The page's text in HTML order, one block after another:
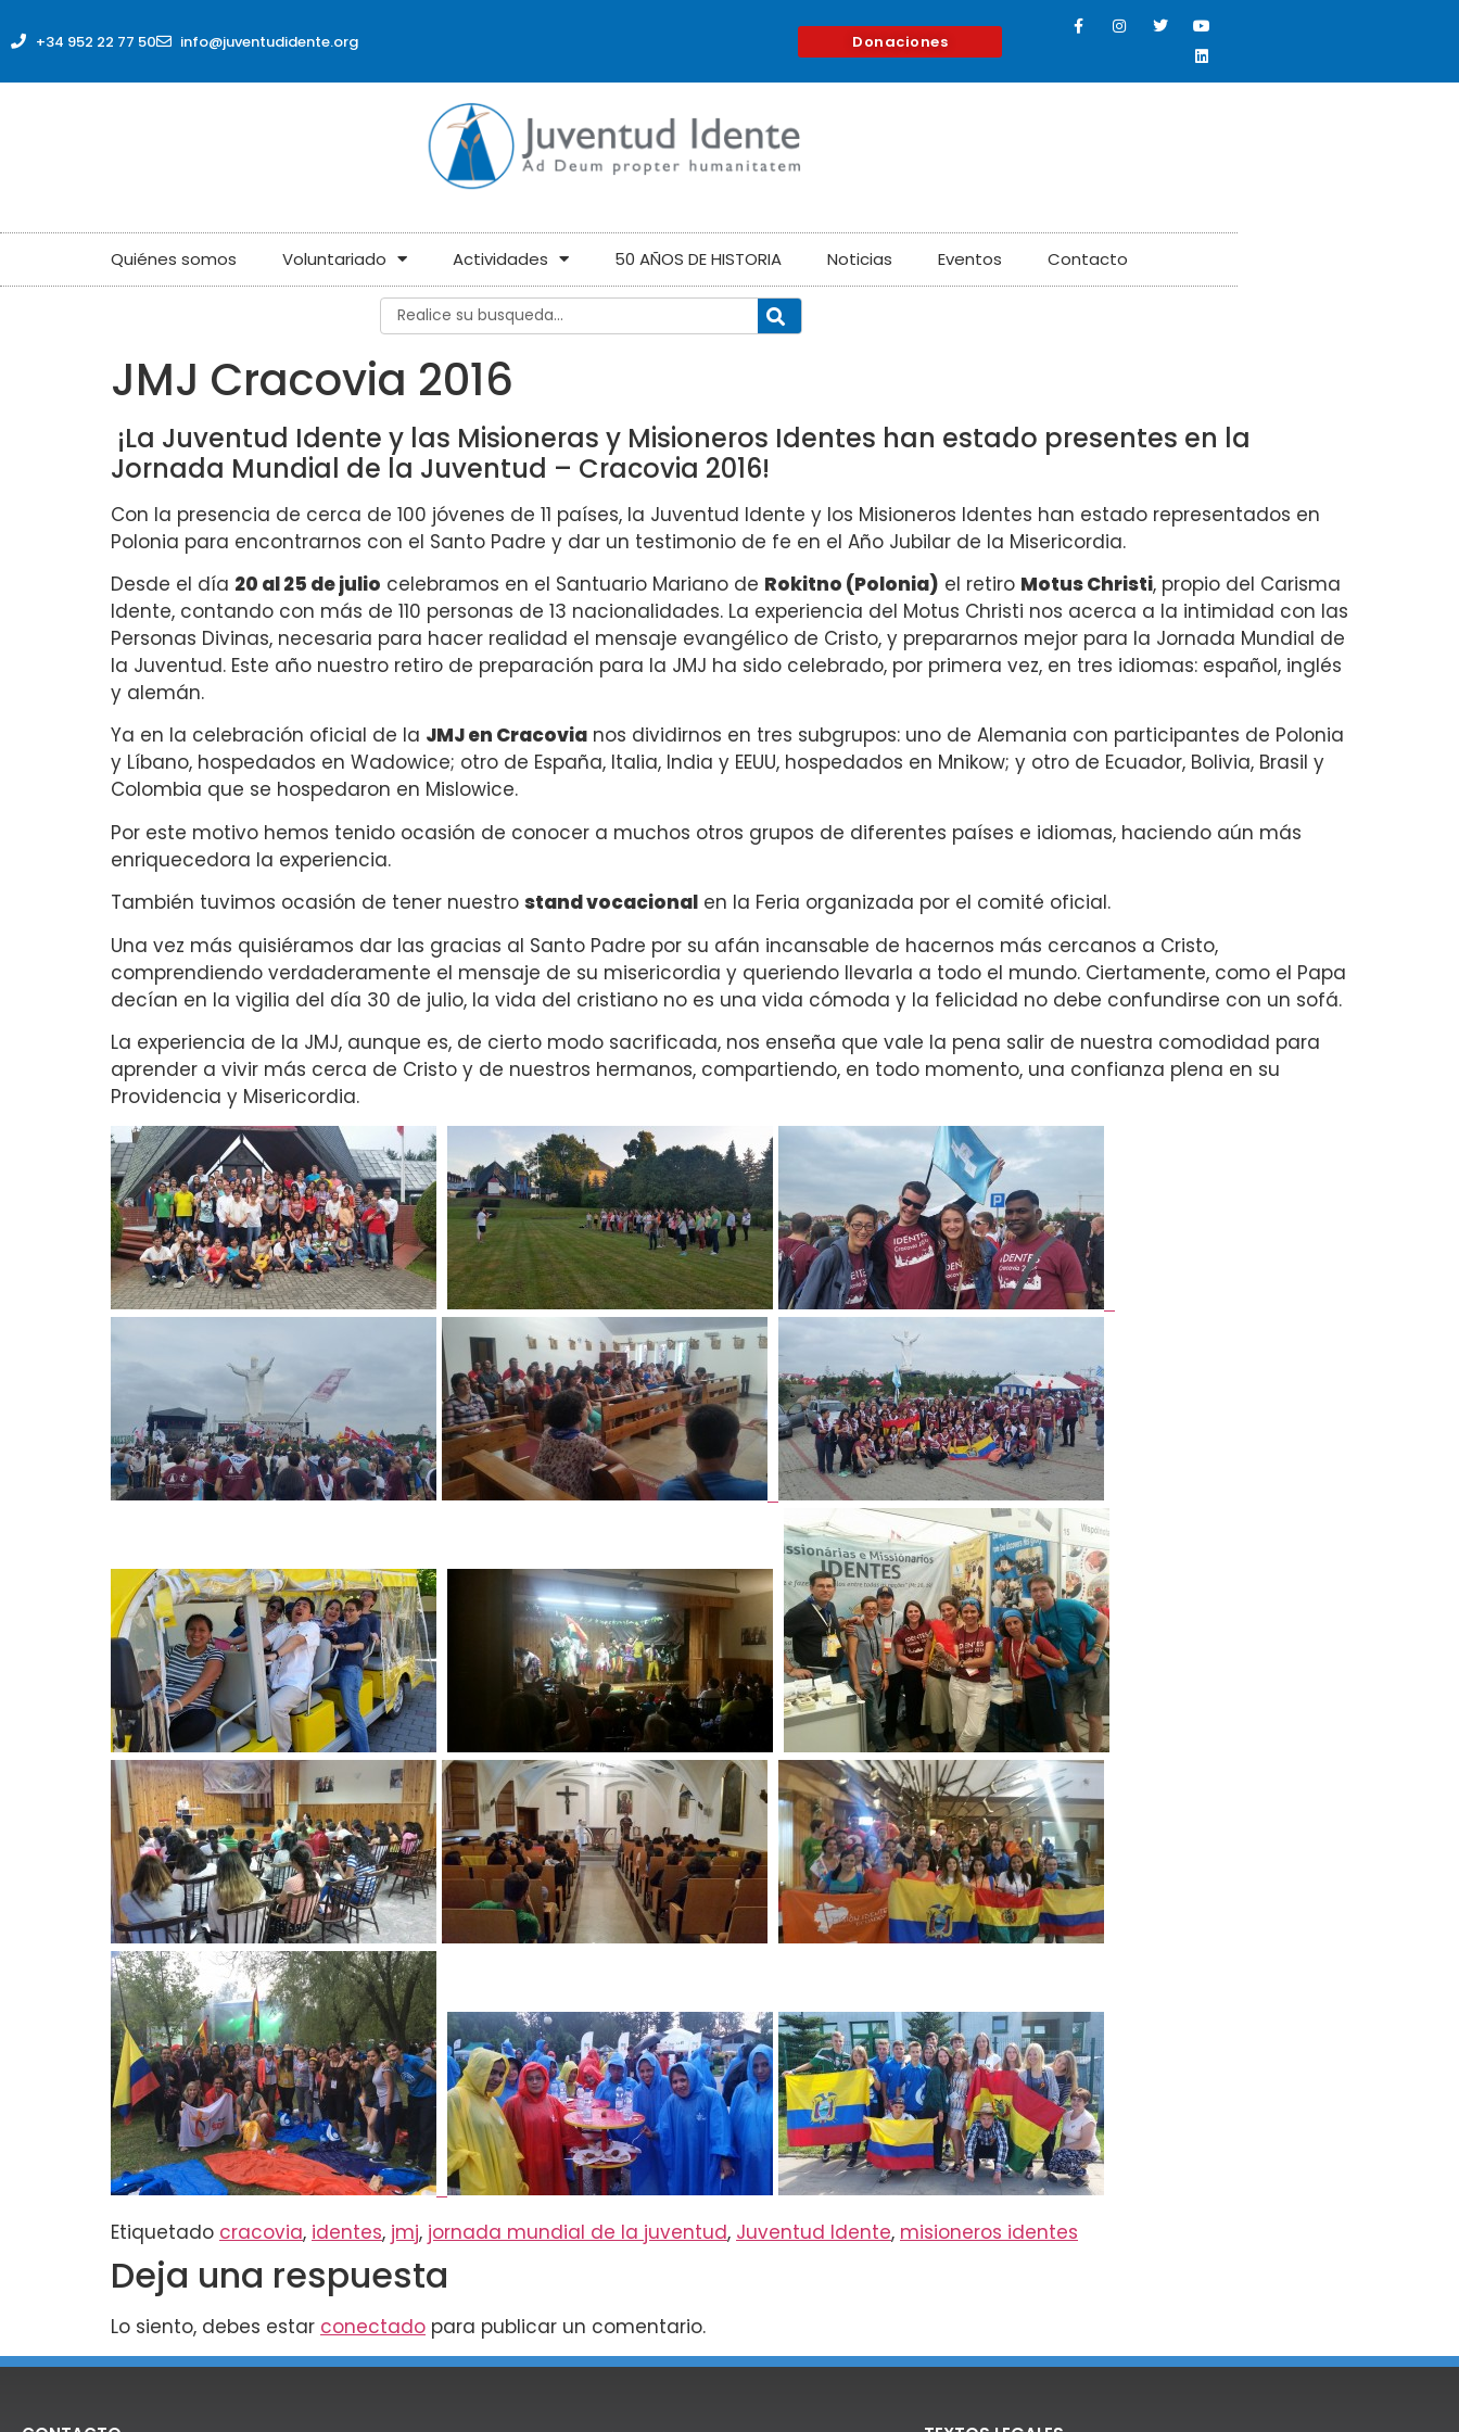
+34 952 22 77 50 info@juventudidente.org Donaciones
Quiénes somos Voluntariado Actividades 50 AÑOS DE HISTORIA Noticias Eventos Contacto
JMJ Cracovia 2016
¡La Juventud Idente y las Misioneras y Misioneros Identes han estado presentes en la
Jornada Mundial de la Juventud – Cracovia 2016!
Con la presencia de cerca de 100 jóvenes de 11 países, la Juventud Idente y los Misioneros Identes han estado representados en
Polonia para encontrarnos con el Santo Padre y dar un testimonio de fe en el Año Jubilar de la Misericordia.
Desde el día 20 al 25 de julio celebramos en el Santuario Mariano de Rokitno (Polonia) el retiro Motus Christi, propio del Carisma
Idente, contando con más de 110 personas de 13 nacionalidades. La experiencia del Motus Christi nos acerca a la intimidad con las
Personas Divinas, necesaria para hacer realidad el mensaje evangélico de Cristo, y prepararnos mejor para la Jornada Mundial de
la Juventud. Este año nuestro retiro de preparación para la JMJ ha sido celebrado, por primera vez, en tres idiomas: español, inglés
y alemán.
Ya en la celebración oficial de la JMJ en Cracovia nos dividirnos en tres subgrupos: uno de Alemania con participantes de Polonia
y Líbano, hospedados en Wadowice; otro de España, Italia, India y EEUU, hospedados en Mnikow; y otro de Ecuador, Bolivia, Brasil y
Colombia que se hospedaron en Mislowice.
Por este motivo hemos tenido ocasión de conocer a muchos otros grupos de diferentes países e idiomas, haciendo aún más
enriquecedora la experiencia.
También tuvimos ocasión de tener nuestro stand vocacional en la Feria organizada por el comité oficial.
Una vez más quisiéramos dar las gracias al Santo Padre por su afán incansable de hacernos más cercanos a Cristo,
comprendiendo verdaderamente el mensaje de su misericordia y queriendo llevarla a todo el mundo. Ciertamente, como el Papa
decían en la vigilia del día 30 de julio, la vida del cristiano no es una vida cómoda y la felicidad no debe confundirse con un sofá.
La experiencia de la JMJ, aunque es, de cierto modo sacrificada, nos enseña que vale la pena salir de nuestra comodidad para
aprender a vivir más cerca de Cristo y de nuestros hermanos, compartiendo, en todo momento, una confianza plena en su
Providencia y Misericordia.
Etiquetado cracovia, identes, jmj, jornada mundial de la juventud, Juventud Idente, misioneros identes
Deja una respuesta
Lo siento, debes estar conectado para publicar un comentario.